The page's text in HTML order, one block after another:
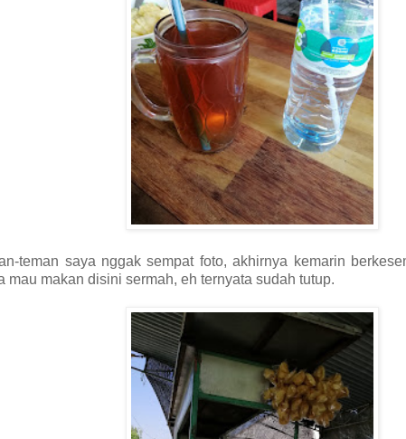
teman saya nggak sempat foto, akhirnya kemarin
mau makan disini sermah, eh ternyata sudah tutup.